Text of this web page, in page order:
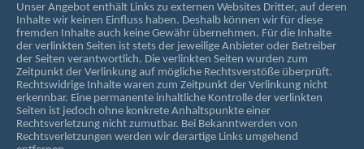
Unser Angebot enthält Links zu externen Websites Dritter, auf deren
Inhalte wir keinen Einfluss haben. Deshalb können wir für diese
fremden Inhalte auch keine Gewähr übernehmen. Für die Inhalte
der verlinkten Seiten ist stets der jeweilige Anbieter oder Betreiber
der Seiten verantwortlich. Die verlinkten Seiten wurden zum
Zeitpunkt der Verlinkung auf mögliche Rechtsverstöße überprüft.
Rechtswidrige Inhalte waren zum Zeitpunkt der Verlinkung nicht
erkennbar. Eine permanente inhaltliche Kontrolle der verlinkten
Seiten ist jedoch ohne konkrete Anhaltspunkte einer
Rechtsverletzung nicht zumutbar. Bei Bekanntwerden von
Rechtsverletzungen werden wir derartige Links umgehend